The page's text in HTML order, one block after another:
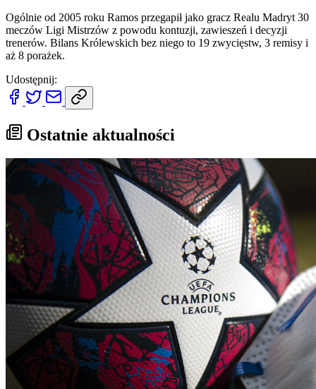
Ogólnie od 2005 roku Ramos przegapił jako gracz Realu Madryt 30
meczów Ligi Mistrzów z powodu kontuzji, zawieszeń i decyzji
trenerów. Bilans Królewskich bez niego to 19 zwycięstw, 3 remisy i
aż 8 porażek.
Udostępnij:
Ostatnie aktualności